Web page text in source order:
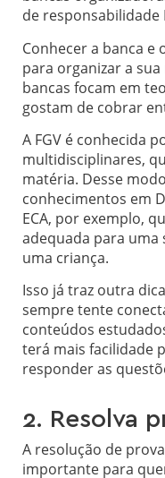
de responsabilidade
Conhecer a banca
para organizar a
bancas focam em
gostam de cobrar
A FGV é conhecida
multidisciplinares,
matéria. Desse
conhecimentos em
ECA, por exemplo,
adequada para uma
uma criança.
Isso já traz outra
sempre tente
conteúdos
terá mais facilidade
responder as
2. Resolva
A resolução de
importante para